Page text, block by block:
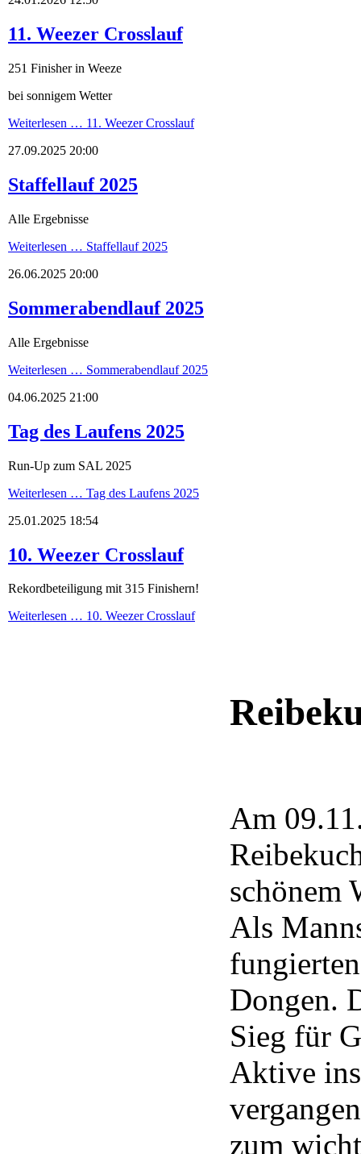
11. Weezer Crosslauf
251 Finisher in Weeze
bei sonnigem Wetter
Weiterlesen … 11. Weezer Crosslauf
27.09.2025 20:00
Staffellauf 2025
Alle Ergebnisse
Weiterlesen … Staffellauf 2025
26.06.2025 20:00
Sommerabendlauf 2025
Alle Ergebnisse
Weiterlesen … Sommerabendlauf 2025
04.06.2025 21:00
Tag des Laufens 2025
Run-Up zum SAL 2025
Weiterlesen … Tag des Laufens 2025
25.01.2025 18:54
10. Weezer Crosslauf
Rekordbeteiligung mit 315 Finishern!
Weiterlesen … 10. Weezer Crosslauf
Am
schönem
Als
Dongen.
Sieg für
Aktive
zum